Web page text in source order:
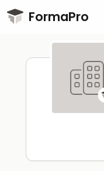
Passer au contenu principal
FormaPro